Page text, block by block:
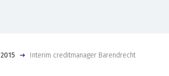
2015 Interim creditmanager Barendrecht